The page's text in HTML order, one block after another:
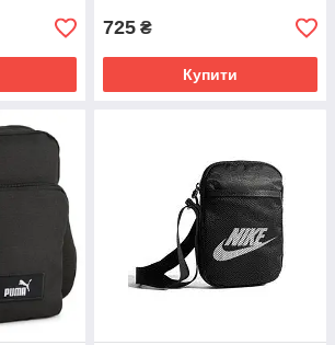
725 ₴
Купити